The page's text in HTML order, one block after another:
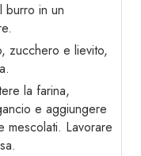
burro in un
zucchero e lievito,
la farina,
e aggiungere
mescolati. Lavorare